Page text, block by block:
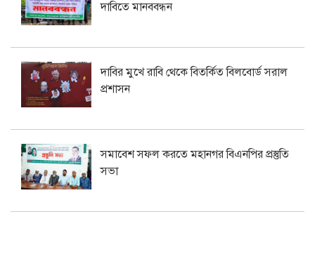
দাবিতে মানববন্ধন
দাবির মুখে রাবি থেকে বিতর্কিত বিলবোর্ড সরাল
প্রশাসন
সমাবেশ সফল করতে মহানগর বিএনপির প্রস্তুতি
সভা